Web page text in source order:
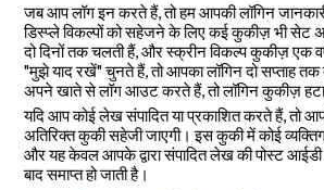
जब आप लॉग इन करते हैं, तो हम आपकी लॉगिन
डिस्प्ले विकल्पों को सहेजने के लिए कई कुकीज़ भी सेट
दो दिनों तक चलती हैं, और स्क्रीन विकल्प कुकीज़ एक
"मुझे याद रखें" चुनते हैं, तो आपका लॉगिन दो सप्ताह तक
अपने खाते से लॉग आउट करते हैं, तो लॉगिन कुकीज़ हटा
यदि आप कोई लेख संपादित या प्रकाशित करते हैं, तो
अतिरिक्त कुकी सहेजी जाएगी। इस कुकी में कोई
और यह केवल आपके द्वारा संपादित लेख की पोस्ट आईडी
बाद समाप्त हो जाती है।